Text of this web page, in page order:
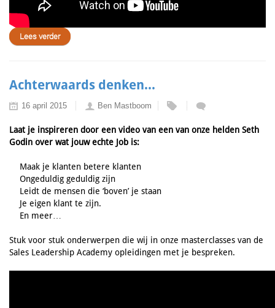
Lees verder
Achterwaards denken...
16 april 2015 Ben Mastboom
Laat je inspireren door een video van een van onze helden Seth
Godin over wat jouw echte Job is:
Maak je klanten betere klanten
Ongeduldig geduldig zijn
Leidt de mensen die ‘boven’ je staan
Je eigen klant te zijn.
En meer…
Stuk voor stuk onderwerpen die wij in onze masterclasses van de
Sales Leadership Academy opleidingen met je bespreken.